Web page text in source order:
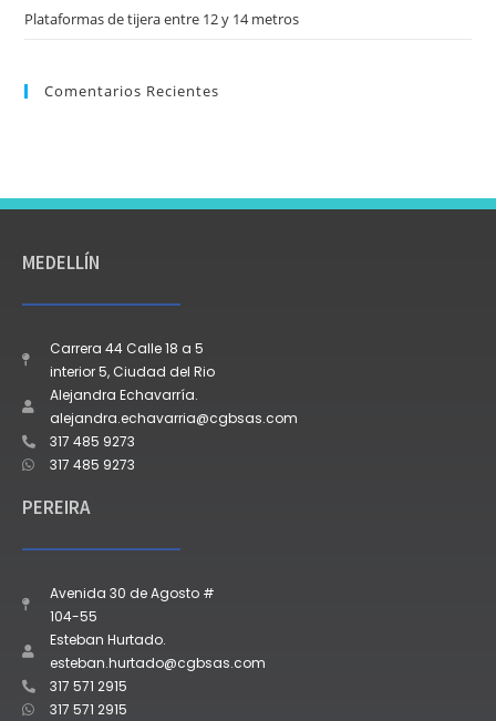
Plataformas de tijera entre 12 y 14 metros
Comentarios Recientes
MEDELLÍN
Carrera 44 Calle 18 a 5
interior 5, Ciudad del Rio
Alejandra Echavarría.
alejandra.echavarria@cgbsas.com
317 485 9273
317 485 9273
PEREIRA
Avenida 30 de Agosto #
104-55
Esteban Hurtado.
esteban.hurtado@cgbsas.com
317 571 2915
317 571 2915